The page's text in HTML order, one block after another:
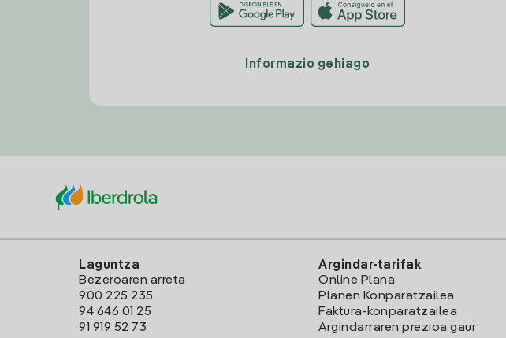
Informazio gehiago
Laguntza
Bezeroaren arreta
900 225 235
94 646 01 25
91 919 52 73
Argindar-tarifak
Online Plana
Planen Konparatzailea
Faktura-konparatzailea
Argindarraren prezioa gaur